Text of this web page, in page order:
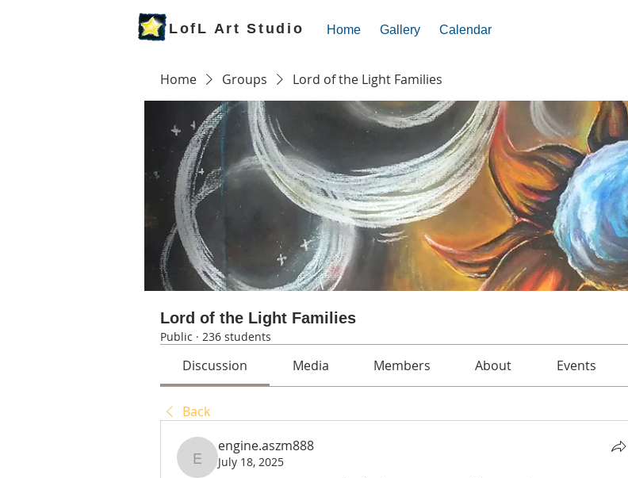
LofL Art Studio Home Gallery Calendar
Home Groups Lord of the Light Families
Lord of the Light Families
Public · 236 students
Discussion Media Members About Events
Back
engine.aszm888
engine.aszm888
July 18, 2025